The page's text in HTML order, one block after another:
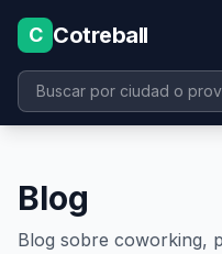
C Cotreball
Blog
Blog sobre coworking,